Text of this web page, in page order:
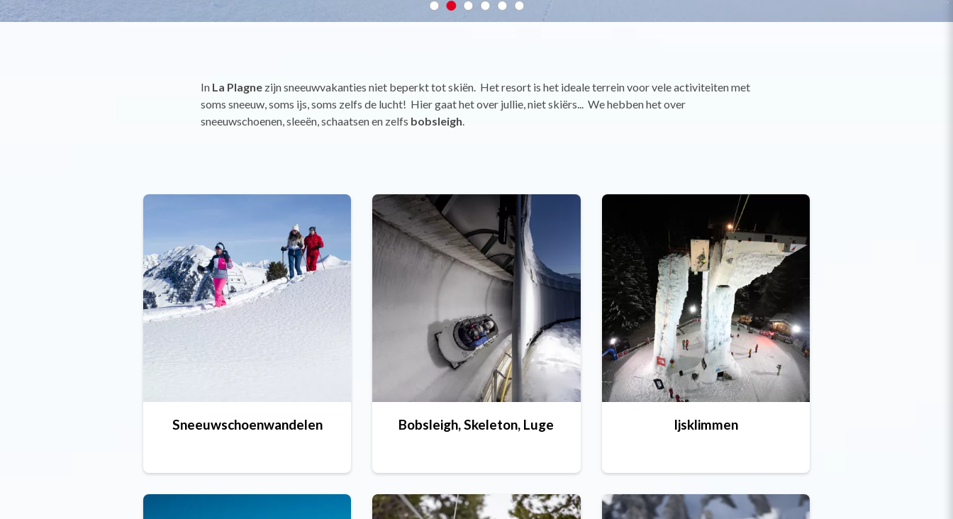
In La Plagnezijn sneeuwvakanties niet beperkt tot skiën. Het resort is het ideale terrein voor vele activiteiten met
soms sneeuw, soms ijs, soms zelfs de lucht! Hier gaat het over jullie, niet skiërs... We hebben het over
sneeuwschoenen, sleeën, schaatsen en zelfs bobsleigh.
Sneeuwschoenwandelen Bobsleigh, Skeleton, Luge Ijsklimmen